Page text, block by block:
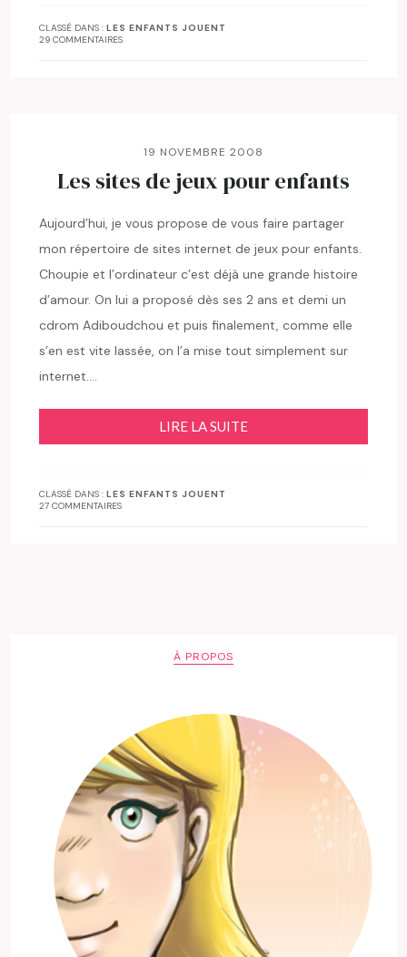
CLASSÉ DANS :LES ENFANTS JOUENT
29 COMMENTAIRES
19 NOVEMBRE 2008
Les sites de jeux pour enfants
Aujourd’hui, je vous propose de vous faire partager
mon répertoire de sites internet de jeux pour enfants.
Choupie et l’ordinateur c’est déjà une grande histoire
d’amour. On lui a proposé dès ses 2 ans et demi un
cdrom Adiboudchou et puis finalement, comme elle
s’en est vite lassée, on l’a mise tout simplement sur
internet….
LIRE LA SUITE
CLASSÉ DANS :LES ENFANTS JOUENT
27 COMMENTAIRES
À PROPOS